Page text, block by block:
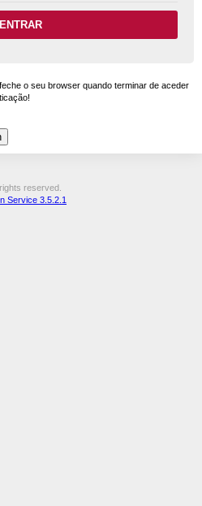
o seu browser quando terminar de aceder
reserved.
Service 3.5.2.1